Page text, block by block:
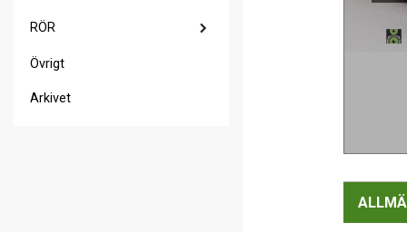
RÖR
Övrigt
Arkivet